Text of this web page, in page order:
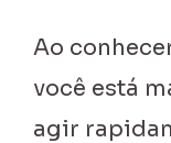
Ao
você está
agir